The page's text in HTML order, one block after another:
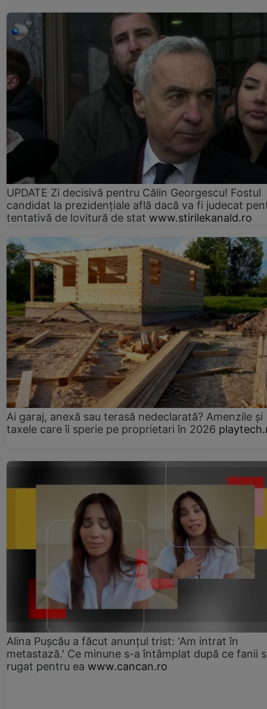
UPDATE Zi decisivă pentru Călin Georgescu! Fostul
candidat la prezidențiale află dacă va fi judecat
tentativă de lovitură de stat www.stirilekanald.ro
Ai garaj, anexă sau terasă nedeclarată? Amenzile și
taxele care îi sperie pe proprietari în 2026
Alina Pușcău a făcut anunțul trist: 'Am intrat în
metastază.' Ce minune s-a întâmplat după ce fanii
rugat pentru ea www.cancan.ro